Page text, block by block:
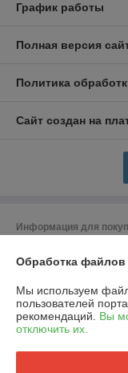
График работы
Полная версия
Политика
Сайт создан на
Информация для
г.ГРОДНО,
Регистрационный
УНП: 591048432
Регистрационный
Обработка
Мы используем
пользователей
рекомендаций. Вы
отключить их.